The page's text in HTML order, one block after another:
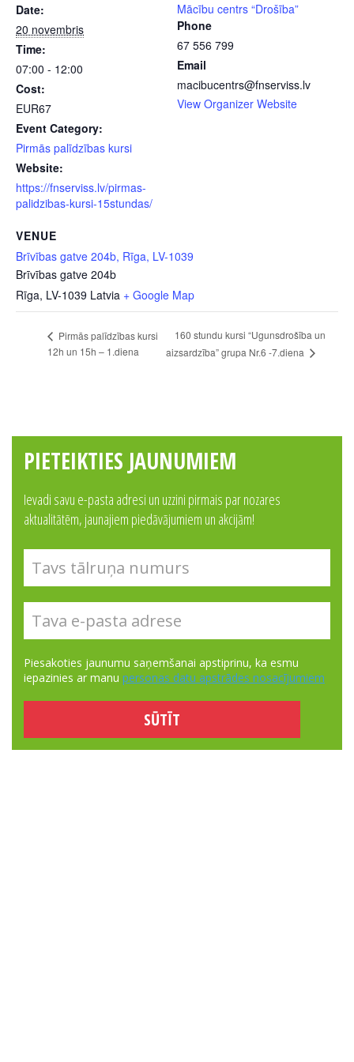
Date:
20 novembris
Time:
07:00 - 12:00
Cost:
EUR67
Event Category:
Pirmās palīdzības kursi
Website:
https://fnserviss.lv/pirmas-
palidzibas-kursi-15stundas/
VENUE
Brīvības gatve 204b, Rīga, LV-1039
Brīvības gatve 204b
Rīga, LV-1039 Latvia + Google Map
Mācību centrs “Drošība”
Phone
67 556 799
Email
macibucentrs@fnserviss.lv
View Organizer Website
Pirmās palīdzības kursi
12h un 15h – 1.diena
160 stundu kursi “Ugunsdrošība un
aizsardzība” grupa Nr.6 -7.diena
PIETEIKTIES JAUNUMIEM
Ievadi savu e-pasta adresi un uzzini pirmais par nozares
aktualitātēm, jaunajiem piedāvājumiem un akcijām!
Piesakoties jaunumu saņemšanai apstiprinu, ka esmu
iepazinies ar manu personas datu apstrādes nosacījumiem